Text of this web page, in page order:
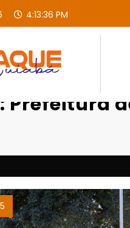
4:13:37 PM
Página inicial
Prefeitura